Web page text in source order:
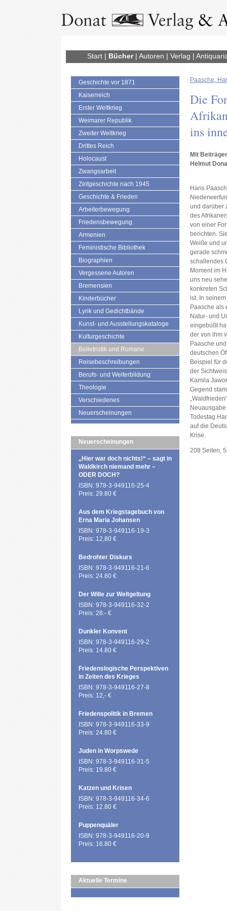
Start| Bücher| Autoren | Verlag |
Geschichte vor 1871
Kaiserreich
Erster Weltkrieg
Weimarer Republik
Zweiter Weltkrieg
Drittes Reich
Holocaust
Zwangsarbeit
Zeitgeschichte nach 1945
Geschichte & Frieden
Arbeiterbewegung
Friedensbewegung
Armenien
Feministische Bibliothek
Biographien
Vergessene Autoren
Bremensien
Kinderbücher
Lyrik und Gedichtbände
Kunst- und Ausstellungskataloge
Kulturgeschichte
Belletristik und Romane
Reisebeschreibungen
Berufs- und Weiterbildung
Theologie
Verschiedenes
Neuerscheinungen
Neuerscheinungen
„Hier war doch nichts!“ – sagt in
Waldkirch niemand mehr –
ODER DOCH?
ISBN: 978-3-949116-25-4
Preis: 29.80 €
Aus dem Kriegstagebuch von
Erna Maria Johansen
ISBN: 978-3-949116-19-3
Preis: 12,80 €
Bedrohter Diskurs
ISBN: 978-3-949116-21-6
Preis: 24.80 €
Der Wille zur Weltgeltung
ISBN: 978-3-949116-32-2
Preis: 28.- €
Dunkler Konvent
ISBN: 978-3-949116-29-2
Preis: 14.80 €
Friedenslogische Perspektiven
in Zeiten des Krieges
ISBN: 978-3-949116-27-8
Preis: 12,- €
Friedenspolitik in Bremen
ISBN: 978-3-949116-33-9
Preis: 24.80 €
Juden in Worpswede
ISBN: 978-3-949116-31-5
Preis: 19.80 €
Katzen und Krisen
ISBN: 978-3-949116-34-6
Preis: 12.80 €
Puppenquäler
ISBN: 978-3-949116-20-9
Preis: 16.80 €
Aktuelle Termine
Paasche,
Die
ins
Mit
Helmut
Hans
und darüber
des
von einer
berichten.
Weiße und
gerade
schallendes
Moment im
uns neu
konkreten
ist. In
Paasche als
Natur- und
eingebüßt
der von ihm
Paasche
deutschen
Beispiel für
der
Kamila
Gegend
Todestag
auf die
Krise.
208 Seiten,